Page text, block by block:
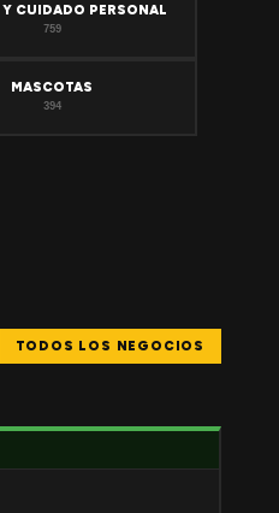
Y CUIDADO PERSONAL
759
MASCOTAS
394
TODOS LOS NEGOCIOS